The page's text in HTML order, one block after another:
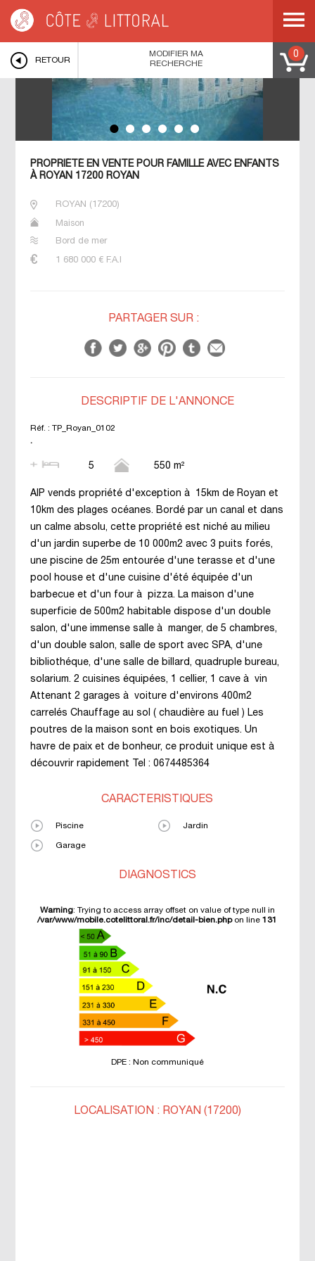
RETOUR
0
MODIFIER MA
RECHERCHE
PROPRIÉTÉ EN VENTE POUR FAMILLE AVEC ENFANTS
À ROYAN 17200 ROYAN
ROYAN (17200)
Maison
Bord de mer
1 680 000€ F.A.I
PARTAGER SUR :
DESCRIPTIF DE L'ANNONCE
Réf. : TP_Royan_0102
.
5 550 m²
AIP vends propriété d'exception à 15km de Royan et
10km des plages océanes. Bordé par un canal et dans
un calme absolu, cette propriété est niché au milieu
d'un jardin superbe de 10 000m2 avec 3 puits forés,
une piscine de 25m entourée d'une terasse et d'une
pool house et d'une cuisine d'été équipée d'un
barbecue et d'un four à pizza. La maison d'une
superficie de 500m2 habitable dispose d'un double
salon, d'une immense salle à manger, de 5 chambres,
d'un double salon, salle de sport avec SPA, d'une
bibliothéque, d'une salle de billard, quadruple bureau,
solarium. 2 cuisines équipées, 1 cellier, 1 cave à vin
Attenant 2 garages à voiture d'environs 400m2
carrelés Chauffage au sol ( chaudière au fuel ) Les
poutres de la maison sont en bois exotiques. Un
havre de paix et de bonheur, ce produit unique est à
découvrir rapidement Tel : 0674485364
CARACTÉRISTIQUES
Piscine Jardin
Garage
DIAGNOSTICS
Warning: Trying to access array offset on value of type null in
/var/www/mobile.cotelittoral.fr/inc/detail-bien.phpon line131
DPE : Non communiqué
LOCALISATION : ROYAN (17200)